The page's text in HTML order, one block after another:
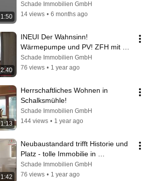
1:50
Schade Immobilien GmbH
14 views • 6 months ago
2:40
INEUI Der Wahnsinn!
Wärmepumpe und PV! ZFH mit
eigenen Eingängen in
Lüdenscheid!
Schade Immobilien GmbH
76 views • 1 year ago
1:13
Herrschaftliches Wohnen in
Schalksmühle!
Schade Immobilien GmbH
144 views • 1 year ago
1:42
Neubaustandard trifft Historie und
Platz - tolle Immobilie in
Schalksmühle!
Schade Immobilien GmbH
76 views • 1 year ago